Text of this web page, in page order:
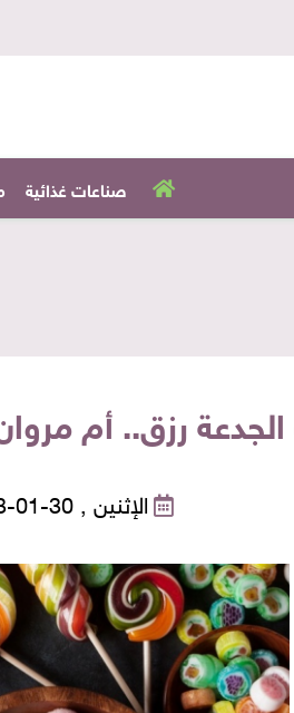
صناعات غذائية
رزق.. أم
الإثنين , 30-01-2023